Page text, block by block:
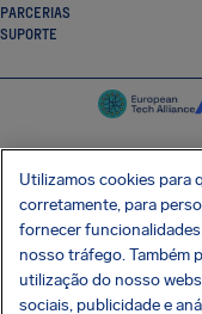
PARCERIAS
SUPORTE
Utilizamos cookies para
corretamente, para
fornecer
nosso tráfego. Também
utilização do nosso
sociais, publicidade e